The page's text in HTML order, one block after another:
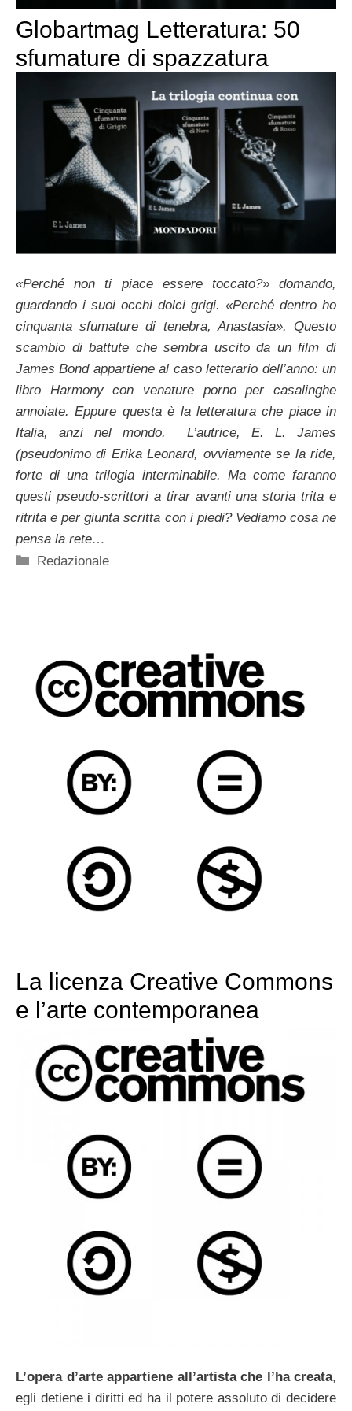
Globartmag Letteratura: 50
sfumature di spazzatura
«Perché non ti piace essere toccato?» domando,
guardando i suoi occhi dolci grigi. «Perché dentro ho
cinquanta sfumature di tenebra, Anastasia». Questo
scambio di battute che sembra uscito da un film di
James Bond appartiene al caso letterario dell’anno: un
libro Harmony con venature porno per casalinghe
annoiate. Eppure questa è la letteratura che piace in
Italia, anzi nel mondo. L’autrice, E. L. James
(pseudonimo di Erika Leonard, ovviamente se la ride,
forte di una trilogia interminabile. Ma come faranno
questi pseudo-scrittori a tirar avanti una storia trita e
ritrita e per giunta scritta con i piedi? Vediamo cosa ne
pensa la rete…
Categorie
Redazionale
La licenza Creative Commons
e l’arte contemporanea
L’opera d’arte appartiene all’artista che l’ha creata,
egli detiene i diritti ed ha il potere assoluto di decidere